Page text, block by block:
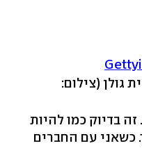
גולן (צילום:
בדיוק כמו להיות
כשאני עם החברים